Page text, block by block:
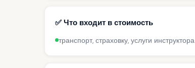
✅ Что входит в стоимость
транспорт, страховку, услуги инструктора